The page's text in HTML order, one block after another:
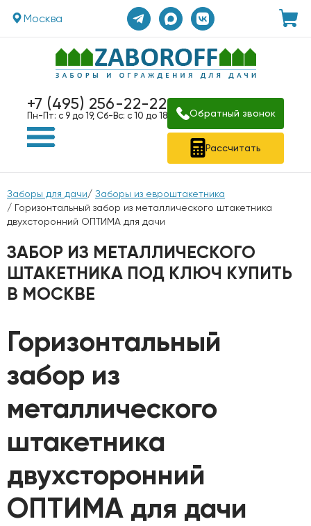
Москва
+7 (495) 256-22-22
Пн-Пт: с 9 до 19, Сб-Вс: с 10 до 18 Обратный звонок
Рассчитать
Заборы для дачи/ Заборы из евроштакетника
/ Горизонтальный забор из металлического штакетника
двухсторонний ОПТИМА для дачи
ЗАБОР ИЗ МЕТАЛЛИЧЕСКОГО
ШТАКЕТНИКА ПОД КЛЮЧ КУПИТЬ
В МОСКВЕ
Горизонтальный
забор из
металлического
штакетника
двухсторонний
ОПТИМА для дачи